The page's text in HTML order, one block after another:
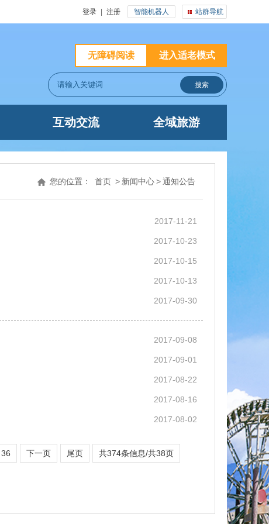
站群导航
登录 注册 智能机器人
进入适老模式
无障碍阅读
互动交流 全域旅游
您的位置： 首页 > 新闻中心>通知公告
2017-11-21
2017-10-23
2017-10-15
2017-10-13
2017-09-30
2017-09-08
2017-09-01
2017-08-22
2017-08-16
2017-08-02
36 下一页 尾页 共374条信息/共38页